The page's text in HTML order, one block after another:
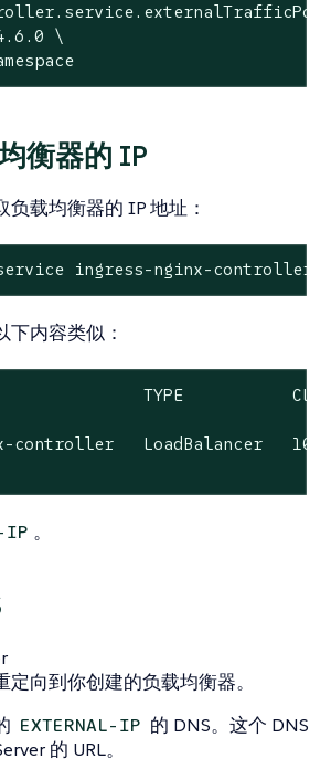
\
衡器的 IP
载均衡器的 IP 地址：
ingress-nginx-controller --
下内容类似：
TYPE
controller   LoadBalancer
IP 。
向到你创建的负载均衡器。
EXTERNAL-IP 的 DNS。这个 DNS
的 URL。